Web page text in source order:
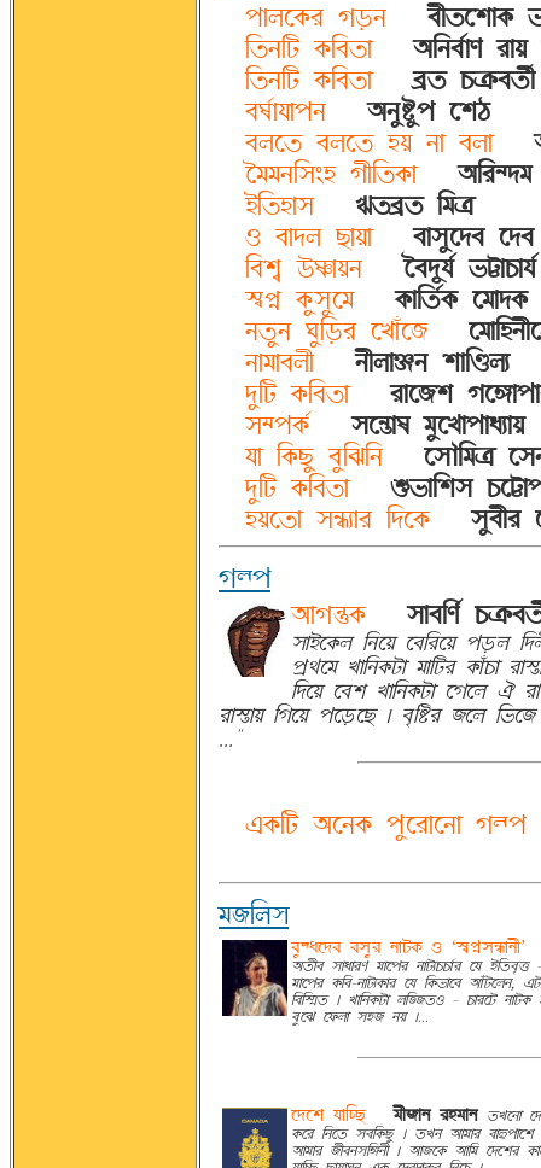
ÞÉUÀ@ØÌ w¦ÛS -cf©ÀrÉ@Ø
-A©SAv @ØAc©É -~ASc»ÉH ÌÉÝ
-A©SAv @ØAc©É -cþ© OnØc©»f
-cK»ÉsÉÞS -~S¨Ä¨Þ Àri
-cUÀ© cUÀ© öÝ SÉ cUÉ -
-PTTSA®eö wfA©@ØÉ -~AÌ^°T
-qA©öÉ®
Ç©cþ© ATn
R cÉ°U aÉÝÉ -cÉ®¨À°c À°c
-AcrÂ ´GÉÝS -Pc°ks» gÁÉOÉs»
-mªóð @Ø¨®¨ÀT -@ØÉA©»@Ø ÀTÉ°@Ø
-S©¨S W¨A¦ÛÌ ÀZÉJÀB
-SÉTÉcUf -SfUÉµS rÉAÐUF
-°¨Av @ØAc©É -ÌÉÀBr
-®²Þ@Ø» -®À^äÉK T¨ÀZÉÞÉoFÉÝ
-sÉ A@Øa¨ c¨AIAS
À®MATn
-°¨Av @ØAc©É
ègÉAr®
-öÝÀ©É ®^ÎFÉÌ A°À@Ø -®¨cfÌ
w\Þ
~Éw§@Ø -®ÉcAH»
®ÉqÀ@ØU ASÀÝ ÀcAÌÀÝ Þ¦ÛU
ÞþËÀT ZÉAS@ØvÉ TÉAvÌ @ØÉJOÉ
A°ÀÝ Àcr ZÉAS@ØvÉ ÀwÀU Ù
ÌÉmäÉÝ AwÀÝ ÞÀ¦ÛÀa | cpAÄÌ BÀU AgÀB
..."
j@ØAv ~ÀS@Ø Þ¨ÀÌÉÀSÉ w\Þ
TBAU®
c¨XoÀ°c c®¨Ì SÉv@Ø R Ômªóð®^ÎÉSfÕ
~©fc ®ÉoÉÌH TÉÀÞÌ SÉvFOOÉ»Ì Às
TÉÀÞÌ @ØAc-SÉvF@ØÉÌ Às A@ØgÉÀc
AcAmë© | ZÉAS@ØvÉ UA¿B©R - OÉÌÀv SÉv@Ø
c¨ÀI À¬ØUÉ ®öB SÝ |...
À°Àr sÉAha -TfBÉS ÌöTÉS ©ZÀSÉ
@ØÀÌ ASÀ© ®cA@Øa¨ | ©ZS ~ÉTÉÌ cÉñÞÉÀr
~ÉTÉÌ BfcS®AÊSf | ~ÉBÀ@Ø ~ÉAT À°ÀrÌ